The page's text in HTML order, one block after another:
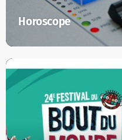
Horoscope